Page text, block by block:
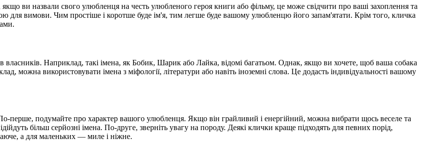
ви назвали свого улюбленця на честь улюбленого героя книги або фільму, це може свідчити про ваші захоплення та
для вимови. Чим простіше і коротше буде ім'я, тим легше буде вашому улюбленцю його запам'ятати. Крім того, кличка
власників. Наприклад, такі імена, як Бобик, Шарик або Лайка, відомі багатьом. Однак, якщо ви хочете, щоб ваша собака
можна використовувати імена з міфології, літератури або навіть іноземні слова. Це додасть індивідуальності вашому
перше, подумайте про характер вашого улюбленця. Якщо він грайливий і енергійний, можна вибрати щось веселе та
більш серйозні імена. По-друге, зверніть увагу на породу. Деякі клички краще підходять для певних порід,
а для маленьких — миле і ніжне.